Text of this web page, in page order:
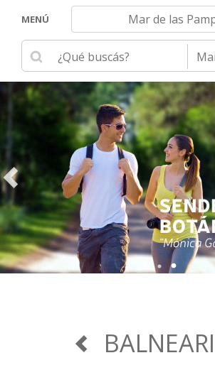
MENÚ Navegar hacia otra
Ingrese su búsqueda